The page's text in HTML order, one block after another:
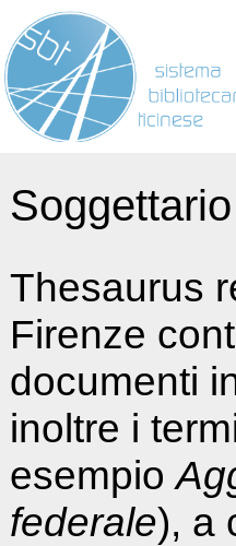
Thesaurus
Firenze
documenti
inoltre i
esempio
federale), a